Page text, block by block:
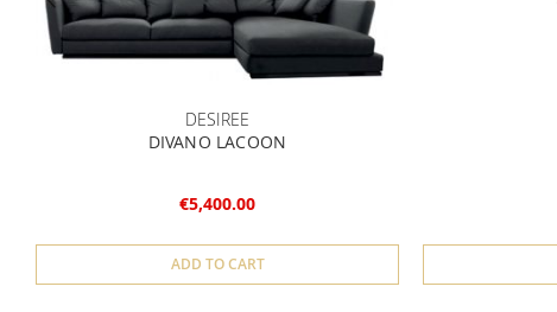
DESIREE
DIVANO LACOON
€5,400.00
ADD TO CART